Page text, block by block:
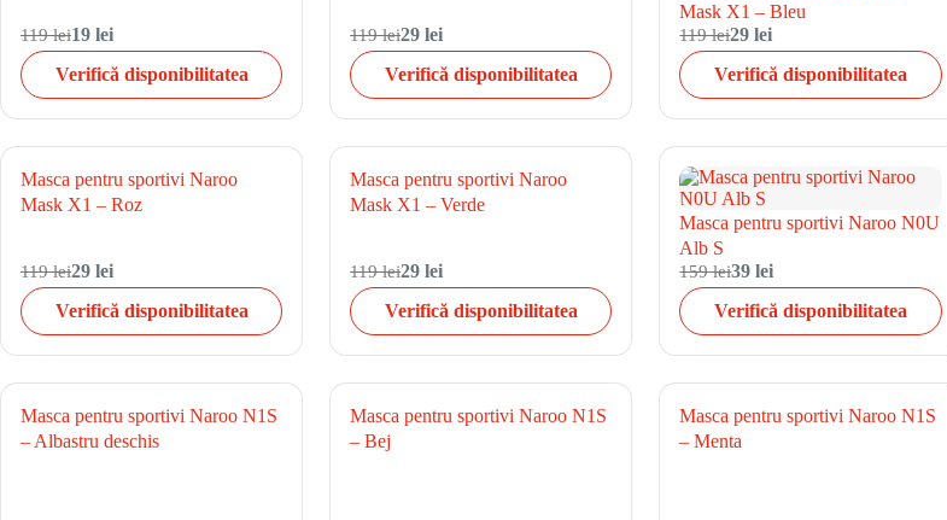
119 lei19 lei
Verifică disponibilitatea
119 lei29 lei
Verifică disponibilitatea
Mask X1 – Bleu
119 lei29 lei
Verifică disponibilitatea
Masca pentru sportivi Naroo
Mask X1 – Roz
119 lei29 lei
Verifică disponibilitatea
Masca pentru sportivi Naroo
Mask X1 – Verde
119 lei29 lei
Verifică disponibilitatea
Masca pentru sportivi Naroo N0U
Alb S
159 lei39 lei
Verifică disponibilitatea
Masca pentru sportivi Naroo N1S
– Albastru deschis
Masca pentru sportivi Naroo N1S
– Bej
Masca pentru sportivi Naroo N1S
– Menta